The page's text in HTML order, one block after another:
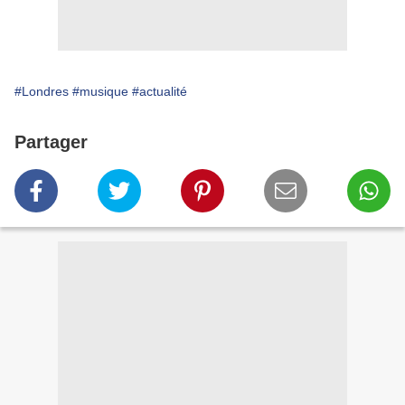
#Londres #musique #actualité
Partager